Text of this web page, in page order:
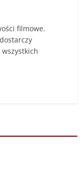
filmowe.